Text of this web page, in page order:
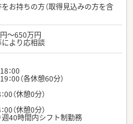
お持ちの方（取得見込みの方を含
～650万円
より応相談
：00
：00（各休憩60分）
00（休憩0分）
00（休憩0分）
40時間内シフト制勤務